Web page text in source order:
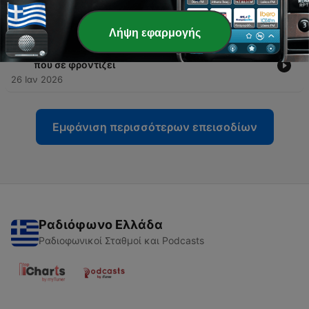
ήθελες να έχεις νωρίτερα
07 Φεβ 2026
94 - Όταν όλα σε πνίγουν μάθε πως να βάζεις τάξη
που σε φροντίζει
26 Ιαν 2026
Εμφάνιση περισσότερων επεισοδίων
Ραδιόφωνο Ελλάδα
Ραδιοφωνικοί Σταθμοί και Podcasts
Λήψη εφαρμογής